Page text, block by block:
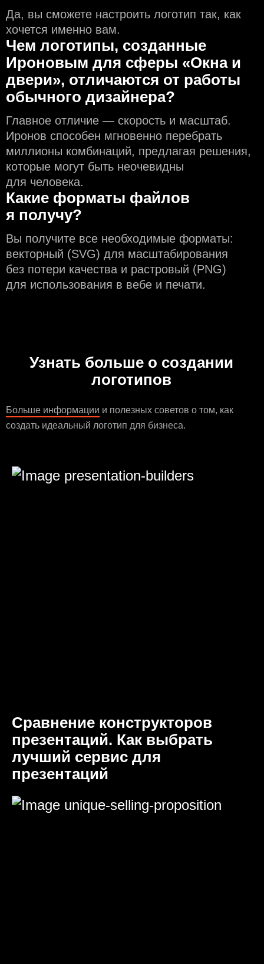
Да, вы сможете настроить логотип так, как
хочется именно вам.
Чем логотипы, созданные
Ироновым для сферы «Окна и
двери», отличаются от работы
обычного дизайнера?
Главное отличие — скорость и масштаб.
Иронов способен мгновенно перебрать
миллионы комбинаций, предлагая решения,
которые могут быть неочевидны
для человека.
Какие форматы файлов
я получу?
Вы получите все необходимые форматы:
векторный (SVG) для масштабирования
без потери качества и растровый (PNG)
для использования в вебе и печати.
Узнать больше о создании
логотипов
Больше информации и полезных советов о том, как
создать идеальный логотип для бизнеса.
Сравнение конструкторов
презентаций. Как выбрать
лучший сервис для
презентаций